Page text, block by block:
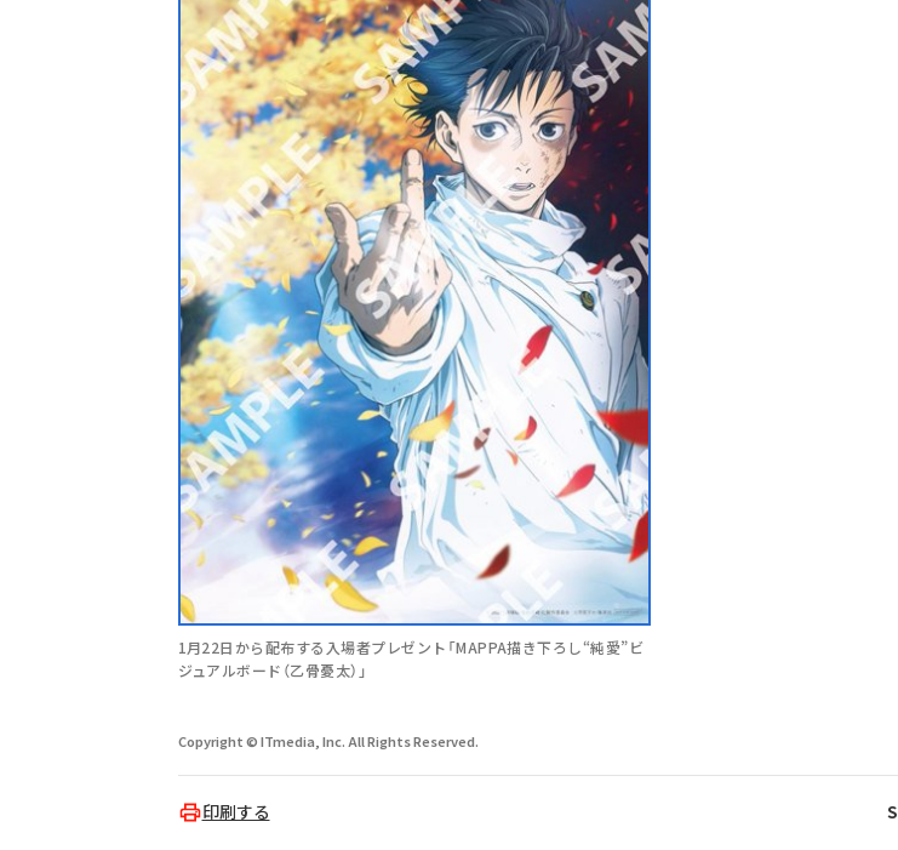
1月22日から配布する入場者プレゼント「MAPPA描き下ろし“純愛”ビ
ジュアルボード（乙骨憂太）」
Copyright © ITmedia, Inc. All Rights Reserved.
印刷する